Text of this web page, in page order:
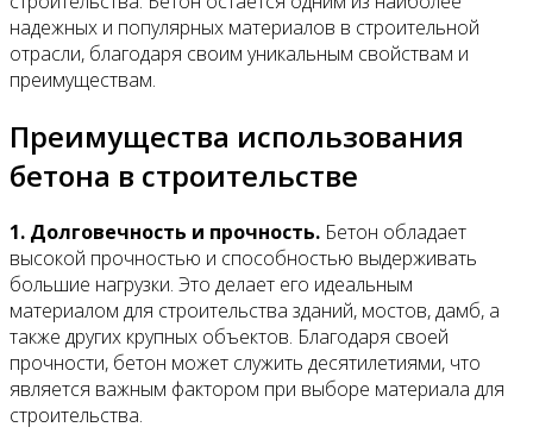
надежных и популярных материалов в строительной
отрасли, благодаря своим уникальным свойствам и
преимуществам.
Преимущества использования
бетона в строительстве
1. Долговечность и прочность. Бетон обладает
высокой прочностью и способностью выдерживать
большие нагрузки. Это делает его идеальным
материалом для строительства зданий, мостов, дамб, а
также других крупных объектов. Благодаря своей
прочности, бетон может служить десятилетиями, что
является важным фактором при выборе материала для
строительства.